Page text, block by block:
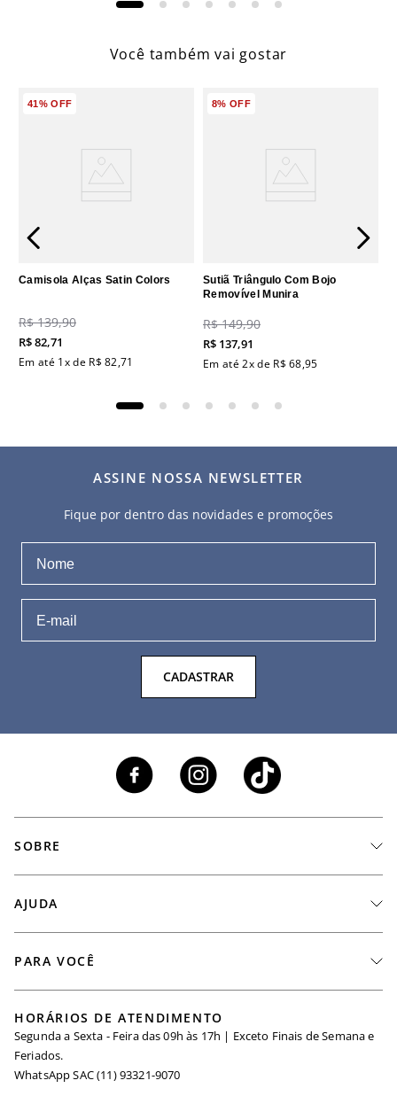
Você também vai gostar
41%OFF
Camisola Alças Satin Colors
R$ 139,90
R$82,71
Em até 1x de R$ 82,71
8% OFF
Sutiã Triângulo Com Bojo
Removível Munira
R$ 149,90
R$ 137,91
Em até2x de R$ 68,95
ASSINE NOSSA NEWSLETTER
Fique por dentro das novidades e promoções
CADASTRAR
SOBRE
Seja um Revendedor
Igualdade Salarial
Requisição de Dados
AJUDA
Minha Conta
Trocas
PARA VOCÊ
Maternidade
Seja um Afiliado
HORÁRIOS DE ATENDIMENTO
Segunda a Sexta - Feira das 09h às 17h | Exceto Finais de Semana e
Feriados.
WhatsApp SAC (11) 93321-9070